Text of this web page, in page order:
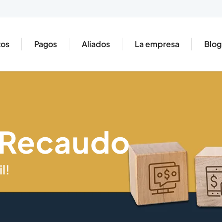
Pagos Aliados La empresa Blog